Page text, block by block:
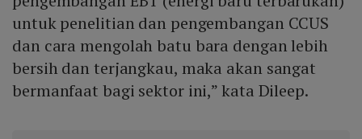
untuk penelitian dan pengembangan CCUS
dan cara mengolah batu bara dengan lebih
bersih dan terjangkau, maka akan sangat
bermanfaat bagi sektor ini,” kata Dileep.